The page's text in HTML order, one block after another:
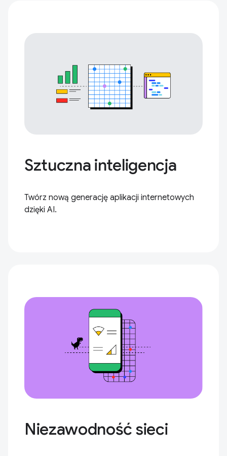
Sztuczna inteligencja
Twórz nową generację aplikacji internetowych
dzięki AI.
Niezawodność sieci